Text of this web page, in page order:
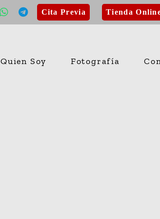
Cita Previa Tienda
Quien Soy Fotografía